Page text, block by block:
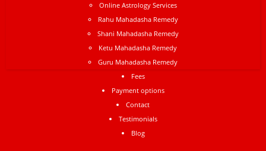
Online Astrology Services
Rahu Mahadasha Remedy
Shani Mahadasha Remedy
Ketu Mahadasha Remedy
Guru Mahadasha Remedy
Fees
Payment options
Contact
Testimonials
Blog